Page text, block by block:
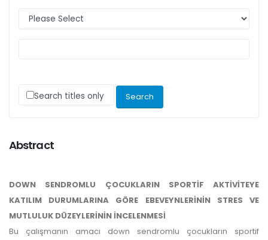
Search titles only
Abstract
DOWN SENDROMLU ÇOCUKLARIN SPORTİF AKTİVİTEYE
KATILIM DURUMLARINA GÖRE EBEVEYNLERİNİN STRES VE
MUTLULUK DÜZEYLERİNİN İNCELENMESİ
Bu çalışmanın amacı down sendromlu çocukların sportif